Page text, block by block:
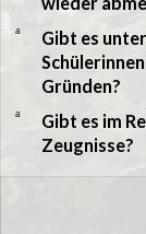
a
Gibt es
Gründen?
a
Gibt es im
Zeugnisse?